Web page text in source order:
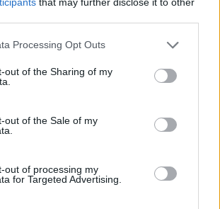
website/app uses one or more Google
visit or usage behaviour. You may click to
to Google and its third-party tags to
below specified purposes in below Google
Processing Opt Outs
out of the Sharing of my
out of the Sale of my
out of processing my
for Targeted Advertising.
AZ ECET VAGY A
VÍZKŐ ELLEN
a vízkövet
LESZ A FŐTT KRUMPLI
24 ÓRA TOVÁBBI HÍREI